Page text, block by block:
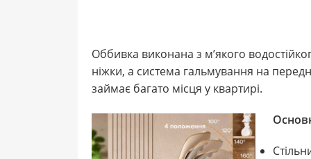
Оббивка виконана з м’якого
ніжки, а система гальмування на
займає багато місця у квартирі.